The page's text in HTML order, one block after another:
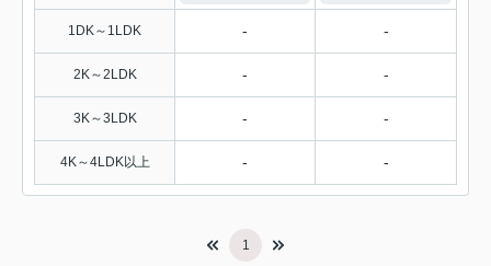
1DK～1LDK - -
2K～2LDK - -
3K～3LDK - -
4K～4LDK以上 - -
1